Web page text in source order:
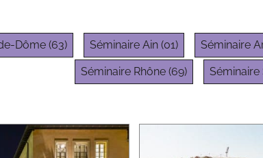
Dôme (63) Séminaire Ain (01) Séminaire
Séminaire Rhône (69) Séminaire